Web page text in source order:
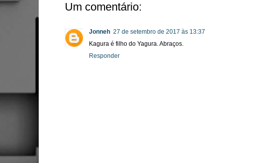
Um comentário:
Jonneh 27 de setembro de 2017 às 13:37
Kagura é filho do Yagura. Abraços.
Responder